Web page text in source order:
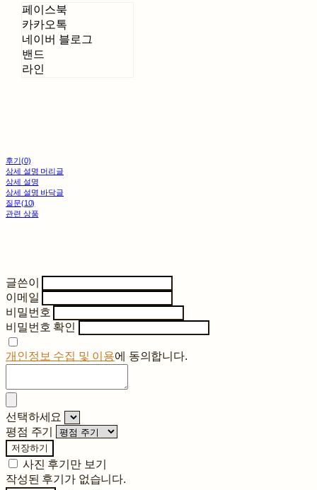
페이스북
카카오톡
네이버 블로그
밴드
라인
후기(0)
상세 설명 머리글
상세 설명
상세 설명 바닥글
질문(10)
관련 상품
글쓴이
이메일
비밀번호
비밀번호 확인
개인정보 수집 및 이용에 동의합니다.
선택하세요
평점 주기
저장하기
사진 후기만 보기
작성된 후기가 없습니다.